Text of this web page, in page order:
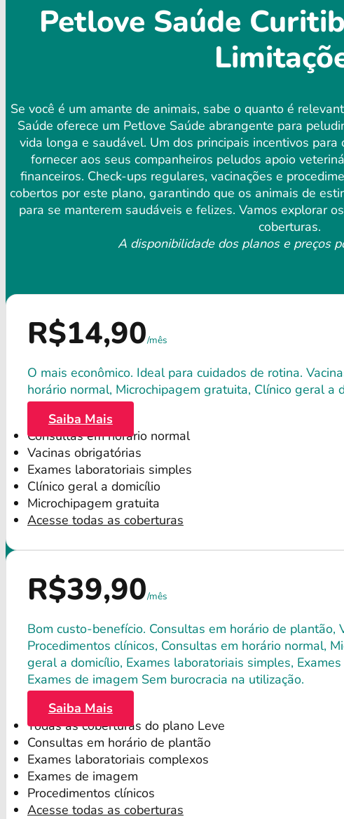
Petlove Saúde
Se você é um amante de animais, sabe o quanto é
Saúde oferece um Petlove Saúde abrangente para
vida longa e saudável. Um dos principais incentivos
fornecer aos seus companheiros peludos apoio
financeiros. Check-ups regulares, vacinações e
cobertos por este plano, garantindo que os animais de
para se manterem saudáveis ​​e felizes. Vamos explorar
coberturas.
A disponibilidade dos planos e preços
R$14,90/mês
O mais econômico. Ideal para cuidados de rotina.
horário normal, Microchipagem gratuita, Clínico geral a
Saiba Mais
Consultas em horário normal
Vacinas obrigatórias
Exames laboratoriais simples
Clínico geral a domicílio
Microchipagem gratuita
Acesse todas as coberturas
R$39,90/mês
Bom custo-benefício. Consultas em horário de plantão,
Procedimentos clínicos, Consultas em horário normal,
geral a domicílio, Exames laboratoriais simples,
Exames de imagem Sem burocracia na utilização.
Saiba Mais
Todas as coberturas do plano Leve
Consultas em horário de plantão
Exames laboratoriais complexos
Exames de imagem
Procedimentos clínicos
Acesse todas as coberturas